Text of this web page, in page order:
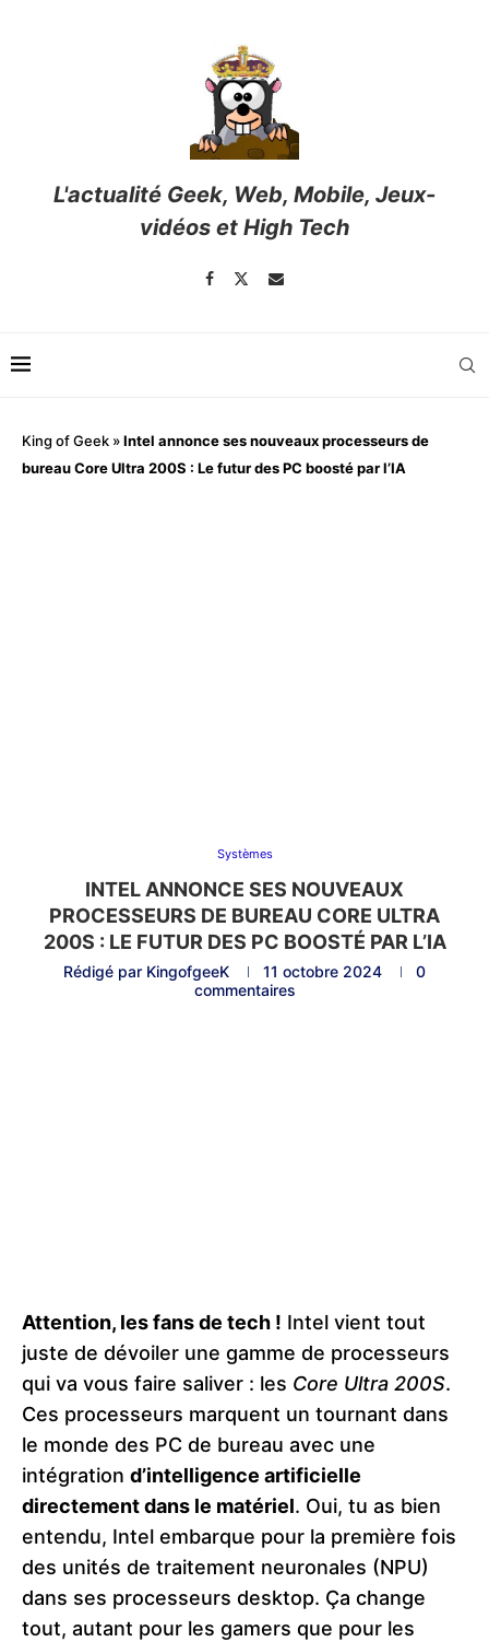
L'actualité Geek, Web, Mobile, Jeux-
vidéos et High Tech
King of Geek »Intel annonce ses nouveaux processeurs de
bureau Core Ultra 200S : Le futur des PC boosté par l’IA
Systèmes
INTEL ANNONCE SES NOUVEAUX
PROCESSEURS DE BUREAU CORE ULTRA
200S : LE FUTUR DES PC BOOSTÉ PAR L’IA
Rédigé par KingofgeeK 11 octobre 2024
0
commentaires
Attention, les fans de tech ! Intel vient tout
juste de dévoiler une gamme de processeurs
qui va vous faire saliver : les Core Ultra 200S.
Ces processeurs marquent un tournant dans
le monde des PC de bureau avec une
intégration d’intelligence artificielle
directement dans le matériel. Oui, tu as bien
entendu, Intel embarque pour la première fois
des unités de traitement neuronales (NPU)
dans ses processeurs desktop. Ça change
tout, autant pour les gamers que pour les